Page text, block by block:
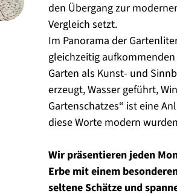
den Übergang zur
Vergleich setzt.
Im Panorama der
gleichzeitig
Garten als Kunst- und
erzeugt, Wasser geführt,
Gartenschatzes“ ist eine
diese Worte modern
Wir präsentieren jeden
Erbe mit einem
seltene Schätze und